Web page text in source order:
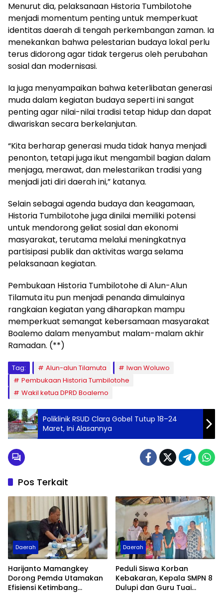
Menurut dia, pelaksanaan Historia Tumbilotohe
menjadi momentum penting untuk memperkuat
identitas daerah di tengah perkembangan zaman. Ia
menekankan bahwa pelestarian budaya lokal perlu
terus didorong agar tidak tergerus oleh perubahan
sosial dan modernisasi.
Ia juga menyampaikan bahwa keterlibatan generasi
muda dalam kegiatan budaya seperti ini sangat
penting agar nilai-nilai tradisi tetap hidup dan dapat
diwariskan secara berkelanjutan.
“Kita berharap generasi muda tidak hanya menjadi
penonton, tetapi juga ikut mengambil bagian dalam
menjaga, merawat, dan melestarikan tradisi yang
menjadi jati diri daerah ini,” katanya.
Selain sebagai agenda budaya dan keagamaan,
Historia Tumbilotohe juga dinilai memiliki potensi
untuk mendorong geliat sosial dan ekonomi
masyarakat, terutama melalui meningkatnya
partisipasi publik dan aktivitas warga selama
pelaksanaan kegiatan.
Pembukaan Historia Tumbilotohe di Alun-Alun
Tilamuta itu pun menjadi penanda dimulainya
rangkaian kegiatan yang diharapkan mampu
memperkuat semangat kebersamaan masyarakat
Boalemo dalam menyambut malam-malam akhir
Ramadan. (**)
Tag: Alun-alun Tilamuta
Iwan Woluwo
Pembukaan Historia Tumbilotohe
Wakil ketua DPRD Boalemo
Poliklinik RSUD Clara Gobel Tutup 18–24
Maret, Ini Alasannya
Pos Terkait
Daerah
Harijanto Mamangkey
Dorong Pemda Utamakan
Efisiensi Ketimbang
Daerah
Peduli Siswa Korban
Kebakaran, Kepala SMPN 8
Dulupi dan Guru Tuai